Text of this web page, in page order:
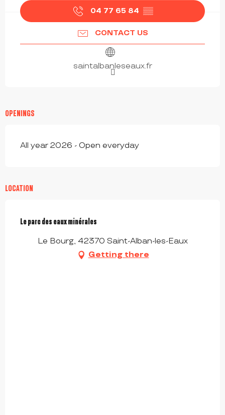
04 77 65 84 ▒▒
CONTACT US
saintalbanleseaux.fr
OPENINGS
All year 2026 - Open everyday
LOCATION
Le parc des eaux minérales
Le Bourg, 42370 Saint-Alban-les-Eaux
Getting there